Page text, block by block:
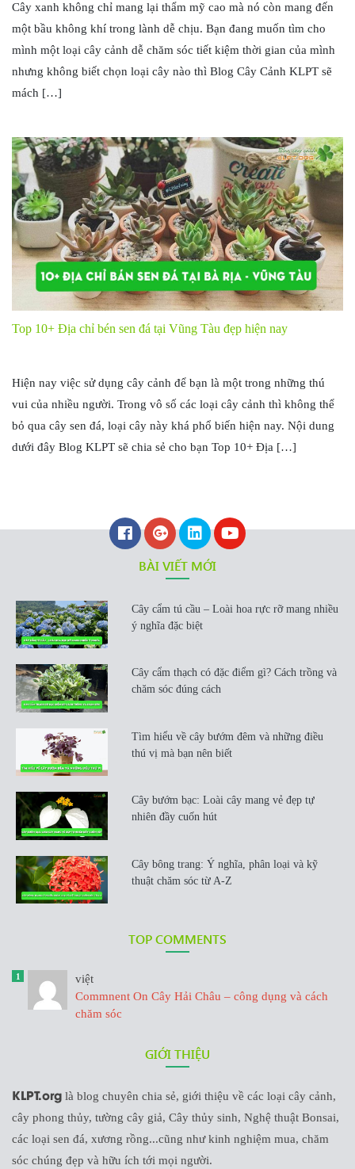
Cây xanh không chỉ mang lại thẩm mỹ cao mà nó còn mang đến
một bầu không khí trong lành dễ chịu. Bạn đang muốn tìm cho
mình một loại cây cảnh dễ chăm sóc tiết kiệm thời gian của mình
nhưng không biết chọn loại cây nào thì Blog Cây Cảnh KLPT sẽ
mách […]
Top 10+ Địa chỉ bén sen đá tại Vũng Tàu đẹp hiện nay
Hiện nay việc sử dụng cây cảnh để bạn là một trong những thú
vui của nhiều người. Trong vô số các loại cây cảnh thì không thể
bỏ qua cây sen đá, loại cây này khá phổ biến hiện nay. Nội dung
dưới đây Blog KLPT sẽ chia sẻ cho bạn Top 10+ Địa […]
BÀI VIẾT MỚI
Cây cẩm tú cầu – Loài hoa rực rỡ mang nhiều
ý nghĩa đặc biệt
Cây cẩm thạch có đặc điểm gì? Cách trồng và
chăm sóc đúng cách
Tìm hiểu về cây bướm đêm và những điều
thú vị mà bạn nên biết
Cây bướm bạc: Loài cây mang vẻ đẹp tự
nhiên đầy cuốn hút
Cây bông trang: Ý nghĩa, phân loại và kỹ
thuật chăm sóc từ A-Z
TOP COMMENTS
1
việt
Commnent On Cây Hải Châu – công dụng và cách
chăm sóc
GIỚI THIỆU
KLPT.org là blog chuyên chia sẻ, giới thiệu về các loại cây cảnh,
cây phong thủy, tường cây giả, Cây thủy sinh, Nghệ thuật Bonsai,
các loại sen đá, xương rồng...cũng như kinh nghiệm mua, chăm
sóc chúng đẹp và hữu ích tới mọi người.